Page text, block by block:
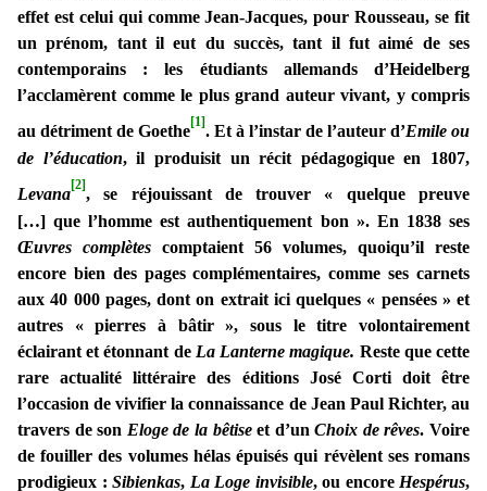
effet est celui qui comme Jean-Jacques, pour Rousseau, se fit
un prénom, tant il eut du succès, tant il fut aimé de ses
contemporains : les étudiants allemands d’Heidelberg
l’acclamèrent comme le plus grand auteur vivant, y compris
au détriment de Goethe[1]. Et à l’instar de l’auteur d’Emile ou
de l’éducation, il produisit un récit pédagogique en 1807,
Levana[2], se réjouissant de trouver « quelque preuve
[…] que l’homme est authentiquement bon ». En 1838 ses
Œuvres complètes comptaient 56 volumes, quoiqu’il reste
encore bien des pages complémentaires, comme ses carnets
aux 40 000 pages, dont on extrait ici quelques « pensées » et
autres « pierres à bâtir », sous le titre volontairement
éclairant et étonnant de La Lanterne magique. Reste que cette
rare actualité littéraire des éditions José Corti doit être
l’occasion de vivifier la connaissance de Jean Paul Richter, au
travers de son Eloge de la bêtiseet d’unChoix de rêves. Voire
de fouiller des volumes hélas épuisés qui révèlent ses romans
prodigieux : Sibienkas, La Loge invisible, ou encore Hespérus,